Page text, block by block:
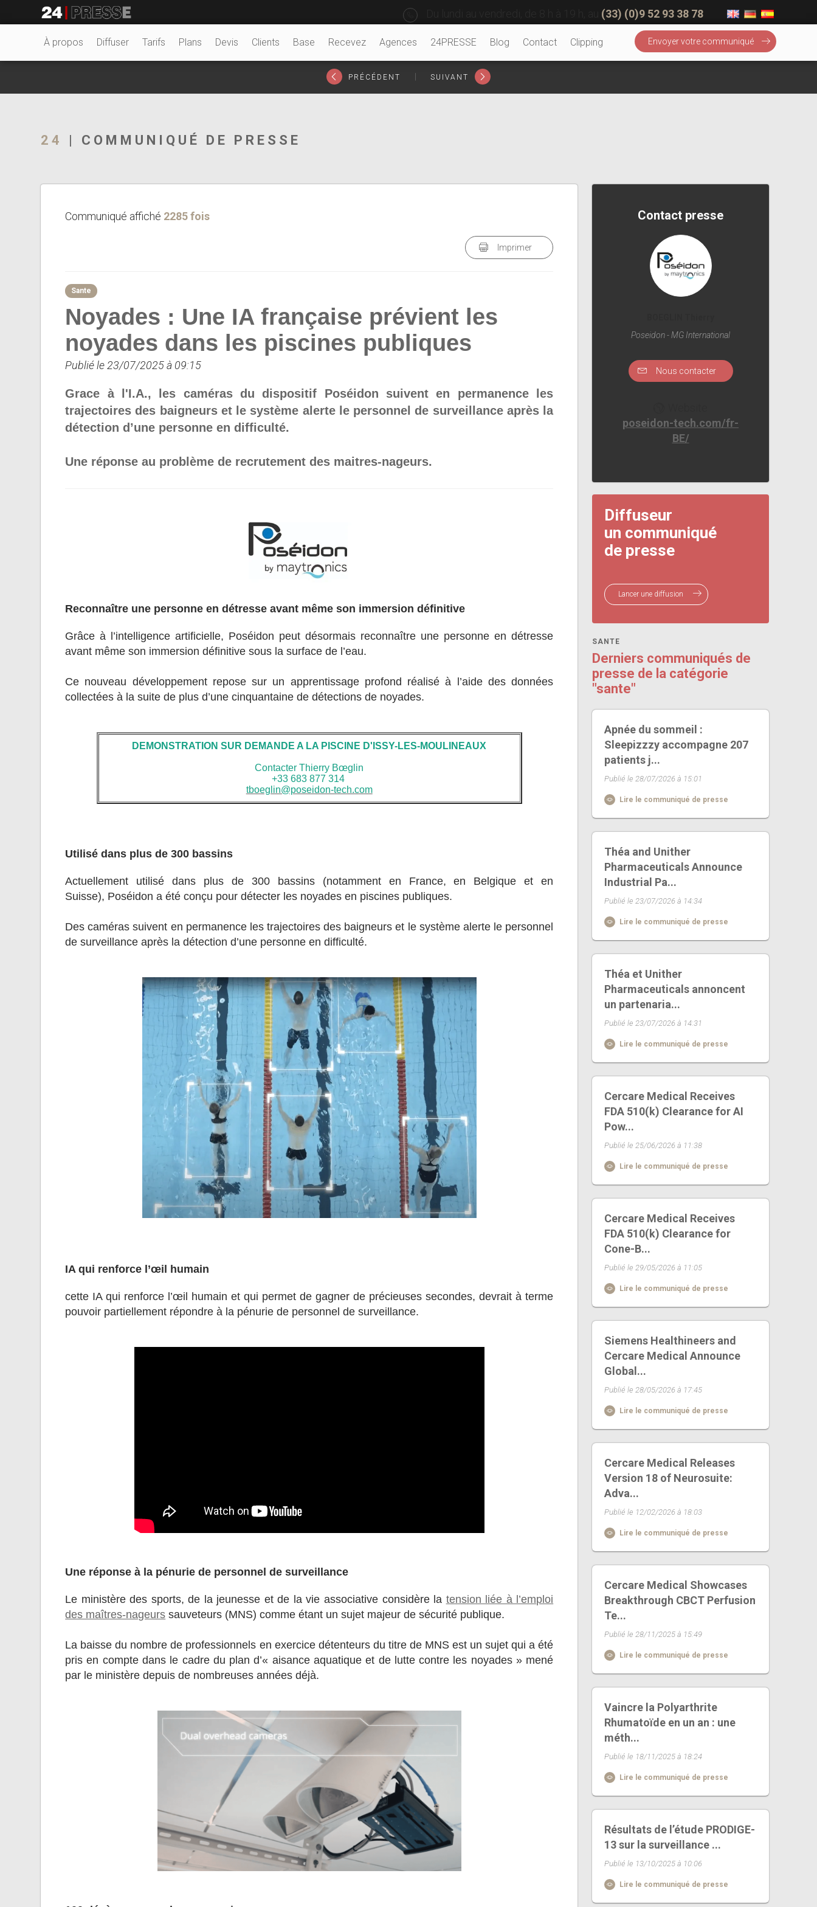
24Presse -
(33) (0)9 52 93 38 78
À propos Diffuser Tarifs Plans Devis Clients Base Recevez Agences 24PRESSE Blog Contact Clipping Envoyer votre communiqué
PRÉCÉDENT SUIVANT
24 | COMMUNIQUÉ DE PRESSE
Communiqué affiché 2285 fois
Imprimer
Sante
Noyades : Une IA française prévient les
noyades dans les piscines publiques
Publié le 23/07/2025 à 09:15
Grace à l'I.A., les caméras du dispositif Poséidon suivent en permanence les
trajectoires des baigneurs et le système alerte le personnel de surveillance après la
détection d’une personne en difficulté.
Une réponse au problème de recrutement des maitres-nageurs.
Reconnaître une personne en détresse avant même son immersion définitive
Grâce à l’intelligence artificielle, Poséidon peut désormais reconnaître une personne en détresse
avant même son immersion définitive sous la surface de l’eau.
Ce nouveau développement repose sur un apprentissage profond réalisé à l’aide des données
collectées à la suite de plus d’une cinquantaine de détections de noyades.
DEMONSTRATION SUR DEMANDE A LA PISCINE D'ISSY-LES-MOULINEAUX
Contacter Thierry Bœglin
+33 683 877 314
tboeglin@poseidon-tech.com
Utilisé dans plus de 300 bassins
Actuellement utilisé dans plus de 300 bassins (notamment en France, en Belgique et en
Suisse), Poséidon a été conçu pour détecter les noyades en piscines publiques.
Des caméras suivent en permanence les trajectoires des baigneurs et le système alerte le personnel
de surveillance après la détection d’une personne en difficulté.
IA qui renforce l’œil humain
cette IA qui renforce l’œil humain et qui permet de gagner de précieuses secondes, devrait à terme
pouvoir partiellement répondre à la pénurie de personnel de surveillance.
Une réponse à la pénurie de personnel de surveillance
Le ministère des sports, de la jeunesse et de la vie associative considère la tension liée à l’emploi
des maîtres-nageurs sauveteurs (MNS) comme étant un sujet majeur de sécurité publique.
La baisse du nombre de professionnels en exercice détenteurs du titre de MNS est un sujet qui a été
pris en compte dans le cadre du plan d’« aisance aquatique et de lutte contre les noyades » mené
par le ministère depuis de nombreuses années déjà.
Contact presse
Poseidon - MG International
Nous contacter
poseidon-tech.com/fr-
BE/
Diffuseur
un communiqué
de presse
Lancer une diffusion
SANTE
Derniers communiqués de
presse de la catégorie
"sante"
Apnée du sommeil :
Sleepizzzy accompagne 207
patients j...
Publié le 28/07/2026 à 15:01
Lire le communiqué de presse
Théa and Unither
Pharmaceuticals Announce
Industrial Pa...
Publié le 23/07/2026 à 14:34
Lire le communiqué de presse
Théa et Unither
Pharmaceuticals annoncent
un partenaria...
Publié le 23/07/2026 à 14:31
Lire le communiqué de presse
Cercare Medical Receives
FDA 510(k) Clearance for AI
Pow...
Publié le 25/06/2026 à 11:38
Lire le communiqué de presse
Cercare Medical Receives
FDA 510(k) Clearance for
Cone-B...
Publié le 29/05/2026 à 11:05
Lire le communiqué de presse
Siemens Healthineers and
Cercare Medical Announce
Global...
Publié le 28/05/2026 à 17:45
Lire le communiqué de presse
Cercare Medical Releases
Version 18 of Neurosuite:
Adva...
Publié le 12/02/2026 à 18:03
Lire le communiqué de presse
Cercare Medical Showcases
Breakthrough CBCT Perfusion
Te...
Publié le 28/11/2025 à 15:49
Lire le communiqué de presse
Vaincre la Polyarthrite
Rhumatoïde en un an : une
méth...
Publié le 18/11/2025 à 18:24
Lire le communiqué de presse
Résultats de l’étude PRODIGE-
13 sur la surveillance ...
Publié le 13/10/2025 à 10:06
Lire le communiqué de presse